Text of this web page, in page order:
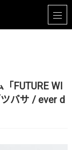
FUTURE WI
バサ / ever d